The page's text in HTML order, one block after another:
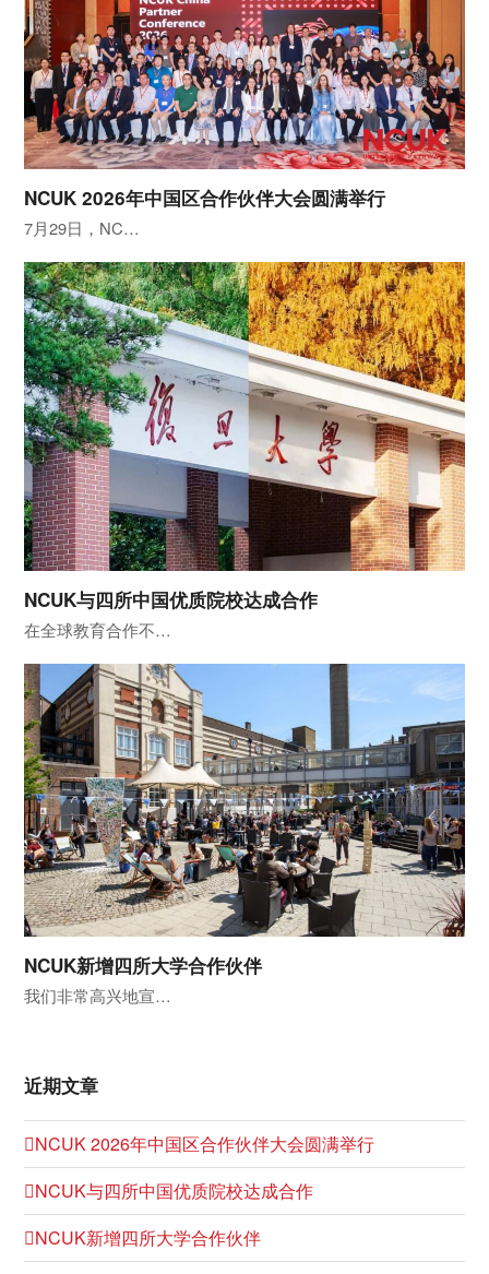
NCUK 2026年中国区合作伙伴大会圆满举行
7月29日，NC…
NCUK与四所中国优质院校达成合作
在全球教育合作不…
NCUK新增四所大学合作伙伴
我们非常高兴地宣…
近期文章
NCUK 2026年中国区合作伙伴大会圆满举行
NCUK与四所中国优质院校达成合作
NCUK新增四所大学合作伙伴